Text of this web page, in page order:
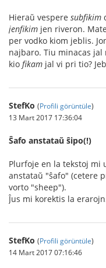
Hieraŭ vespere subfikim
jenfikim jen riveron.
per vodko kiom jeblis.
najbaro. Tiu minacas jal
kio fikam jal vi pri tio?
StefKo (Profili görüntüle)
13 Mart 2017 17:36:04
Ŝafo anstataŭ ŝipo(!)
Plurfoje en la tekstoj mi
anstataŭ "ŝafo" (cetere
vorto "sheep").
Ĵus mi korektis la
StefKo (Profili görüntüle)
14 Mart 2017 07:16:46